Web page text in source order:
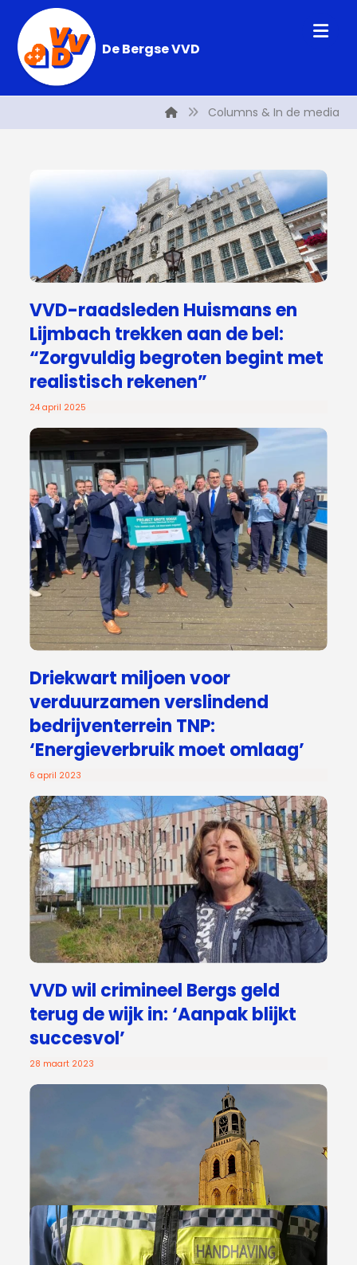
De Bergse VVD
Columns & In de media
VVD-raadsleden Huismans en
Lijmbach trekken aan de bel:
“Zorgvuldig begroten begint met
realistisch rekenen”
24 april 2025
Driekwart miljoen voor
verduurzamen verslindend
bedrijventerrein TNP:
‘Energieverbruik moet omlaag’
6 april 2023
VVD wil crimineel Bergs geld
terug de wijk in: ‘Aanpak blijkt
succesvol’
28 maart 2023